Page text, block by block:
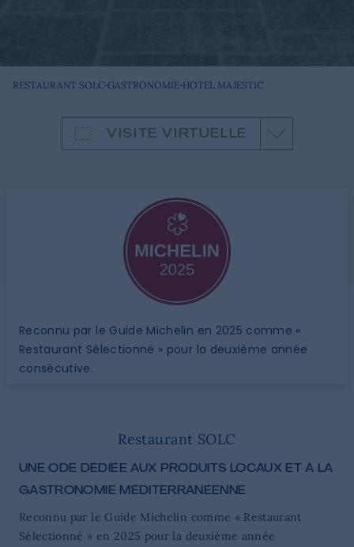
RESTAURANT SOLC·GASTRONOMIE·HOTEL MAJESTIC
VISITE VIRTUELLE
Reconnu par le Guide Michelin en 2025 comme «
Restaurant Sélectionné » pour la deuxième année
consécutive.
Restaurant SOLC
UNE ODE DÉDIÉE AUX PRODUITS LOCAUX ET À LA
GASTRONOMIE MÉDITERRANÉENNE
Reconnu par le Guide Michelin comme « Restaurant
Sélectionné » en 2025 pour la deuxième année